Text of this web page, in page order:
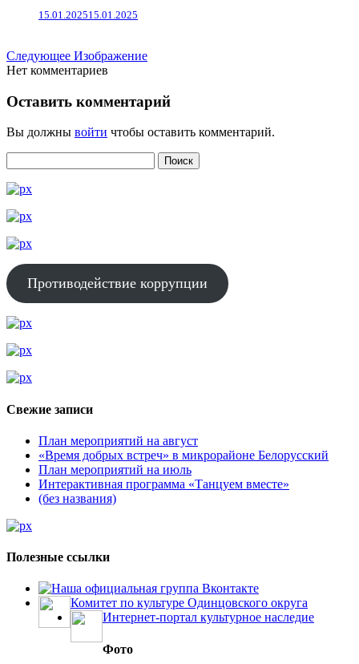
15.01.202515.01.2025
Следующее Изображение
Нет комментариев
Оставить комментарий
Вы должны войти чтобы оставить комментарий.
Противодействие коррупции
Свежие записи
План мероприятий на август
«Время добрых встреч» в микрорайоне Белорусский
План мероприятий на июль
Интерактивная программа «Танцуем вместе»
(без названия)
Полезные ссылки
Наша официальная группа Вконтакте
Комитет по культуре Одинцовского округа
Интернет-портал культурное наследие
Фото